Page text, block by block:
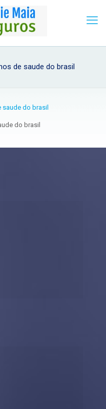
de saude do brasil
do brasil